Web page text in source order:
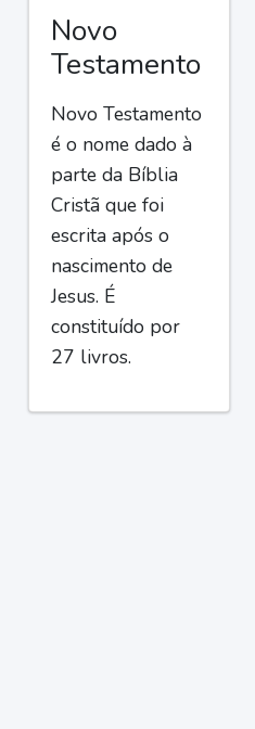
Novo
Testamento
Novo Testamento
é o nome dado à
parte da Bíblia
Cristã que foi
escrita após o
nascimento de
Jesus. É
constituído por
27 livros.